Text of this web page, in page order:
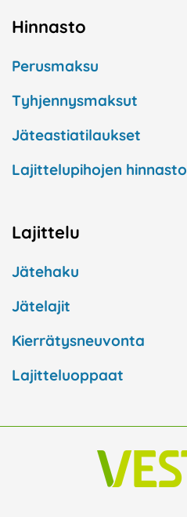
Hinnasto
Perusmaksu
Tyhjennysmaksut
Jäteastiatilaukset
Lajittelupihojen hinnasto
Lajittelu
Jätehaku
Jätelajit
Kierrätysneuvonta
Lajitteluoppaat